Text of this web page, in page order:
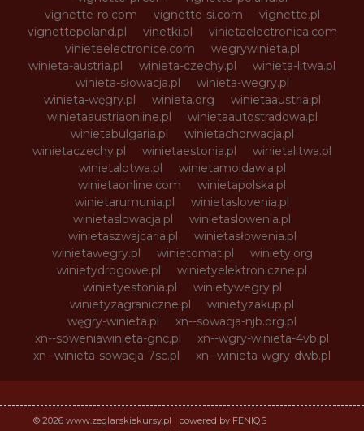
vignette-ro.com
vignette-si.com
vignette.pl
vignettepoland.pl
vinetki.pl
vinietaelectronica.com
vinieteelectronice.com
wegrywinieta.pl
winieta-austria.pl
winieta-czechy.pl
winieta-litwa.pl
winieta-słowacja.pl
winieta-wegry.pl
winieta-węgry.pl
winieta.org
winietaaustria.pl
winietaaustriaonline.pl
winietaautostradowa.pl
winietabulgaria.pl
winietachorwacja.pl
winietaczechy.pl
winietaestonia.pl
winietalitwa.pl
winietalotwa.pl
winietamoldawia.pl
winietaonline.com
winietapolska.pl
winietarumunia.pl
winietaslovenia.pl
winietaslowacja.pl
winietaslowenia.pl
winietaszwajcaria.pl
winietasłowenia.pl
winietawegry.pl
winietomat.pl
winiety.org
winietydrogowe.pl
winietyelektroniczne.pl
winietyestonia.pl
winietywegry.pl
winietyzagraniczne.pl
winietyzakup.pl
węgry-winieta.pl
xn--sowacja-njb.org.pl
xn--soweniawinieta-gnc.pl
xn--wgry-winieta-4vb.pl
xn--winieta-sowacja-7sc.pl
xn--winieta-wgry-dwb.pl
© 2026 www.zeglarskiekursy.pl | powered by FENIQS